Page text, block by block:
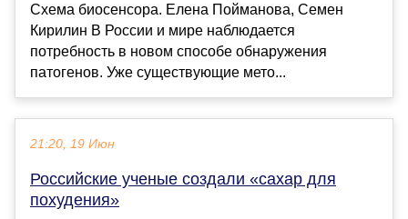
Схема биосенсора. Елена Пойманова, Семен
Кирилин В России и мире наблюдается
потребность в новом способе обнаружения
патогенов. Уже существующие мето...
21:20, 19 Июн
Российские ученые создали «сахар для
похудения»